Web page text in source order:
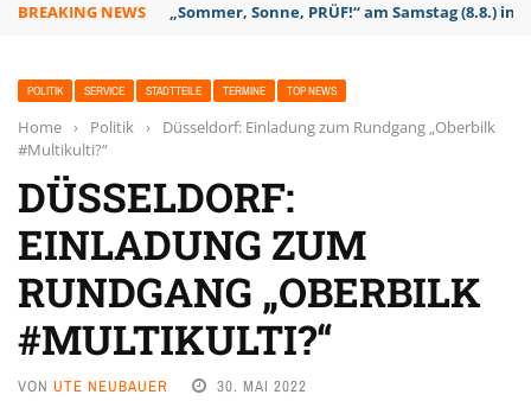
BREAKING NEWS „Sommer, Sonne, PRÜF!“ am Samstag (8.8.) in
POLITIK SERVICE STADTTEILE TERMINE TOP NEWS
Home › Politik ›
Düsseldorf: Einladung zum Rundgang „Oberbilk
#Multikulti?“
DÜSSELDORF:
EINLADUNG ZUM
RUNDGANG „OBERBILK
#MULTIKULTI?“
VON UTE NEUBAUER 30. MAI 2022